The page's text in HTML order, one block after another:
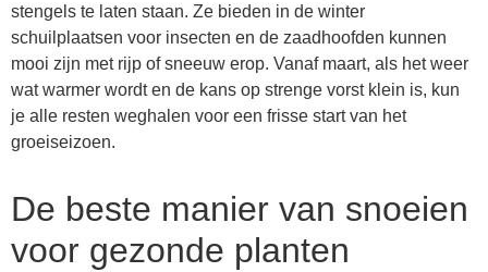
stengels te laten staan. Ze bieden in de winter
schuilplaatsen voor insecten en de zaadhoofden kunnen
mooi zijn met rijp of sneeuw erop. Vanaf maart, als het weer
wat warmer wordt en de kans op strenge vorst klein is, kun
je alle resten weghalen voor een frisse start van het
groeiseizoen.
De beste manier van snoeien
voor gezonde planten